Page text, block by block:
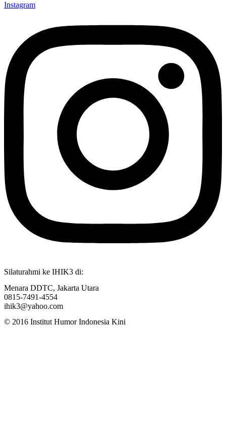
Instagram
Silaturahmi ke IHIK3 di:
Menara DDTC, Jakarta Utara
0815-7491-4554
ihik3@yahoo.com
© 2016 Institut Humor Indonesia Kini